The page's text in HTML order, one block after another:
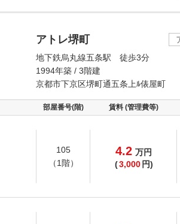
アトレ堺町
地下鉄烏丸線五条駅 徒歩3分
1994年築 / 3階建
京都市下京区堺町通五条上ﾙ俵屋町
部屋番号(階) 賃料 (管理費等)
105
（1階）
4.2 万円
(3,000 円)